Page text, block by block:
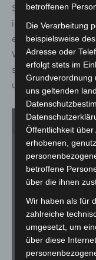
Strömungsanlage
im Meer
es, auch den im
stattfindenden
untersuchen.
betroffenen
Die Verarbeitung
beispielsweise
Adresse oder
erfolgt stets im
Grundverordnung
uns geltenden
Öffentlichkeit
erhobenen,
betroffene
über die ihnen
Wir haben als für
zahlreiche
umgesetzt, um
über diese